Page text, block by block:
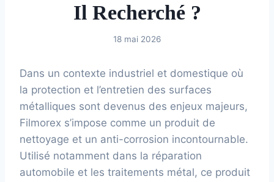
Il Recherché ?
18 mai 2026
Dans un contexte industriel et domestique où
la protection et l’entretien des surfaces
métalliques sont devenus des enjeux majeurs,
Filmorex s’impose comme un produit de
nettoyage et un anti-corrosion incontournable.
Utilisé notamment dans la réparation
automobile et les traitements métal, ce produit